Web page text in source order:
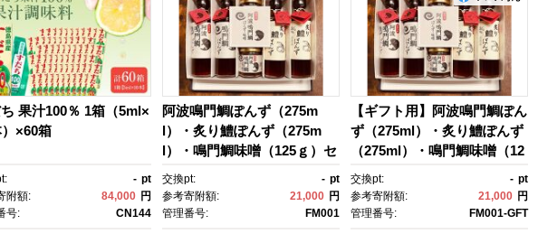
果汁100％ 1箱（5ml×
×60箱
- pt
附額:
84,000 円
号:
CN144
阿波鳴門鯛ぽんず（275m
l）・炙り鱧ぽんず（275m
l）・鳴門鯛味噌（125ｇ）セ
ット大（各２個）
交換pt: - pt
参考寄附額:
21,000 円
管理番号:
FM001
【ギフト用】阿波鳴門鯛ぽん
ず（275ml）・炙り鱧ぽんず
（275ml）・鳴門鯛味噌（12
5ｇ）セット大（各２個）
交換pt: - pt
参考寄附額:
21,000 円
管理番号:
FM001-GFT